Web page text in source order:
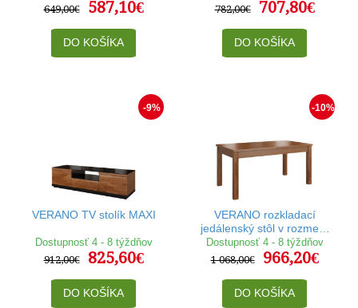
649,00€
587,10€
DO KOŠÍKA
120-160 x 70 cm
782,00€
707,80€
DO KOŠÍKA
-9%
VERANO TV stolík MAXI
Dostupnosť 4 - 8 týždňov
912,00€
825,60€
DO KOŠÍKA
-10%
VERANO rozkladací
jedálenský stôl v rozmere
160-240 x 90 cm
Dostupnosť 4 - 8 týždňov
1 068,00€
966,20€
DO KOŠÍKA